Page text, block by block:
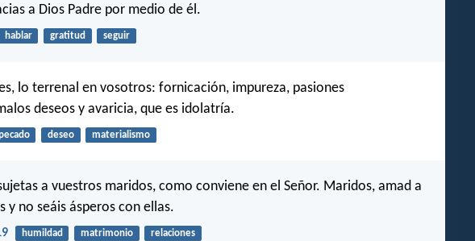
a Dios Padre por medio de él.
hablar gratitud seguir
lo terrenal en vosotros: fornicación, impureza, pasiones
deseos y avaricia, que es idolatría.
deseo materialismo
a vuestros maridos, como conviene en el Señor. Maridos, amad a
y no seáis ásperos con ellas.
humildad matrimonio relaciones